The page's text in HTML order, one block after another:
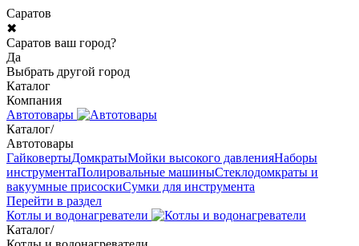
Саратов
✖
Саратов ваш город?
Да
Выбрать другой город
Каталог
Компания
Автотовары
Каталог/
Автотовары
ГайковертыДомкратыМойки высокого давленияНаборы
инструментаПолировальные машиныСтеклодомкраты и
вакуумные присоскиСумки для инструмента
Перейти в раздел
Котлы и водонагреватели
Каталог/